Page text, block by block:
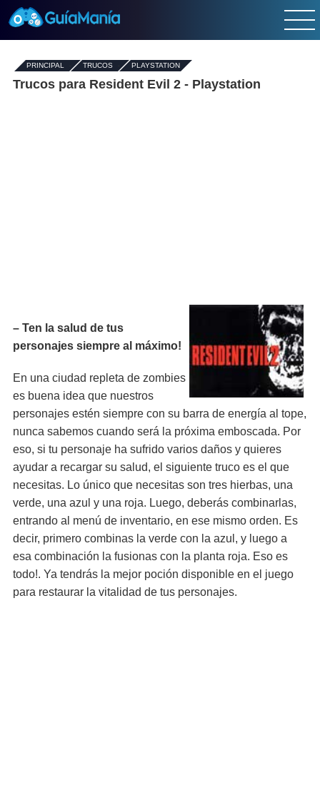
PRINCIPAL - TRUCOS- PLAYSTATION
Trucos para Resident Evil 2 - Playstation
– Ten la salud de tus
personajes siempre al máximo!
En una ciudad repleta de zombies
es buena idea que nuestros
personajes estén siempre con su barra de energía al tope,
nunca sabemos cuando será la próxima emboscada. Por
eso, si tu personaje ha sufrido varios daños y quieres
ayudar a recargar su salud, el siguiente truco es el que
necesitas. Lo único que necesitas son tres hierbas, una
verde, una azul y una roja. Luego, deberás combinarlas,
entrando al menú de inventario, en ese mismo orden. Es
decir, primero combinas la verde con la azul, y luego a
esa combinación la fusionas con la planta roja. Eso es
todo!. Ya tendrás la mejor poción disponible en el juego
para restaurar la vitalidad de tus personajes.